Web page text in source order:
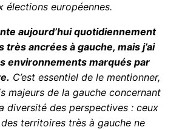
élections européennes.
aujourd’hui quotidiennement
très ancrées à gauche, mais j’ai
environnements marqués par
C’est essentiel de le mentionner,
majeurs de la gauche concernant
diversité des perspectives : ceux
territoires très à gauche ne